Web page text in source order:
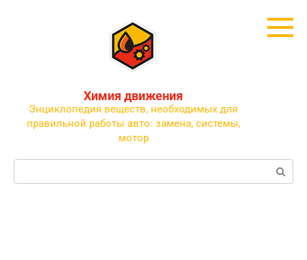
Химия движения
Энциклопедия веществ, необходимых для
правильной работы авто: замена, системы,
мотор
Поиск: